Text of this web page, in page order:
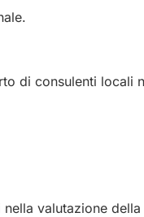
di consulenti locali
valutazione